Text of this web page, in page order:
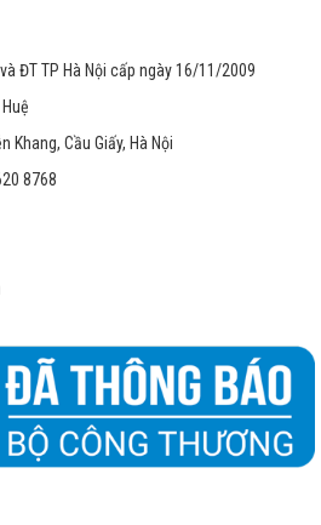
ĐT TP Hà Nội cấp ngày 16/11/2009
Khang, Cầu Giấy, Hà Nội
8768